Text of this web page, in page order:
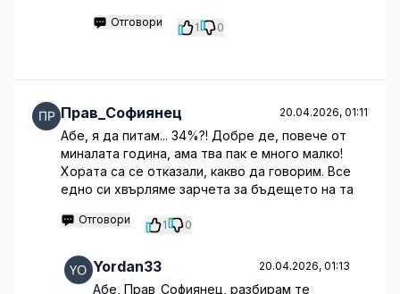
Отговори 1 0
Прав_Софиянец 20.04.2026, 01:11
Абе, я да питам... 34%?! Добре де, повече от
миналата година, ама тва пак е много малко!
Хората са се отказали, какво да говорим. Все
едно си хвърляме зарчета за бъдещето на та
Отговори 1 0
Yordan33 20.04.2026, 01:13
Абе, Прав_Софиянец, разбирам те